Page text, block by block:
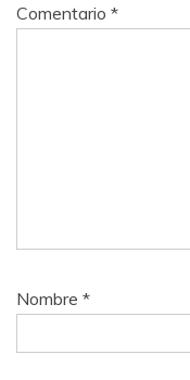
Comentario *
Nombre *